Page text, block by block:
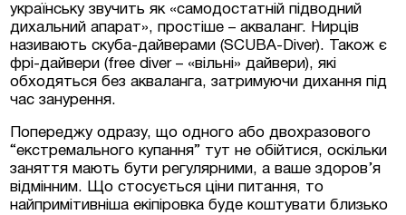
українську звучить як «самодостатній підводний
дихальний апарат», простіше – акваланг. Нирців
називають скуба-дайверами (SCUBA-Diver). Також є
фрі-дайвери (free diver – «вільні» дайвери), які
обходяться без акваланга, затримуючи дихання під
час занурення.
Попереджу одразу, що одного або двохразового
“екстремального купання” тут не обійтися, оскільки
заняття мають бути регулярними, а ваше здоров’я
відмінним. Що стосується ціни питання, то
найпримітивніша екіпіровка буде коштувати близько